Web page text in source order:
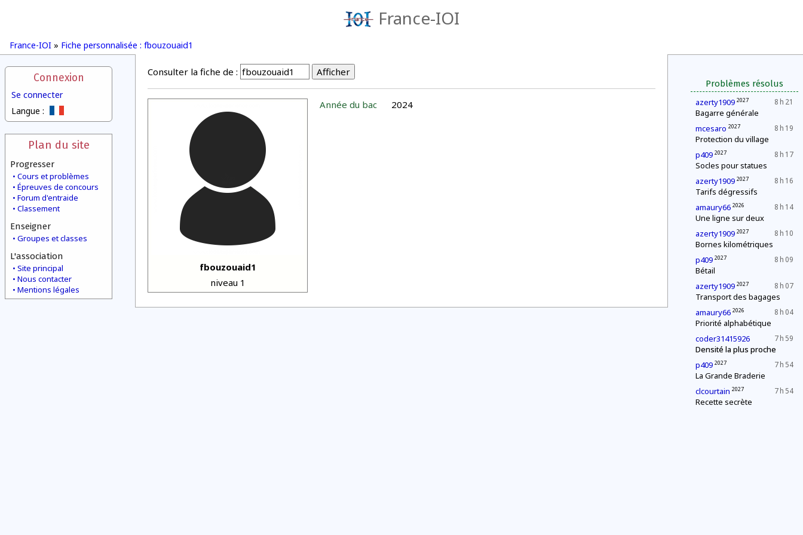
France-IOI
France-IOI » Fiche personnalisée : fbouzouaid1
Connexion
Se connecter
Langue :
Plan du site
Progresser
Cours et problèmes
Épreuves de concours
Forum d'entraide
Classement
Enseigner
Groupes et classes
L'association
Site principal
Nous contacter
Mentions légales
Problèmes résolus
8 h 21
azerty1909 2027
Bagarre générale
8 h 19
mcesaro 2027
Protection du village
8 h 17
p409 2027
Socles pour statues
8 h 16
azerty1909 2027
Tarifs dégressifs
8 h 14
amaury66 2026
Une ligne sur deux
8 h 10
azerty1909 2027
Bornes kilométriques
8 h 09
p409 2027
Bétail
8 h 07
azerty1909 2027
Transport des bagages
8 h 04
amaury66 2026
Priorité alphabétique
7 h 59
coder31415926
Densité la plus proche
7 h 54
p409 2027
La Grande Braderie
7 h 54
clcourtain 2027
Recette secrète
Consulter la fiche de :
fbouzouaid1
niveau 1
Année du bac 2024